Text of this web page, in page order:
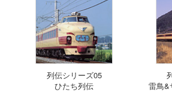
列伝シリーズ05
ひたち列伝
雷鳥&